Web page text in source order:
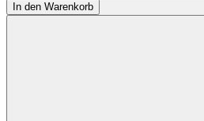
In den Warenkorb